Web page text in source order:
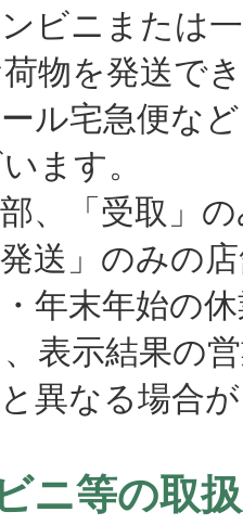
ニまたは一
物を発送で
宅急便など
ます。
「受取」の
」のみの店
年末年始の
表示結果の
なる場合が
ニ等の取